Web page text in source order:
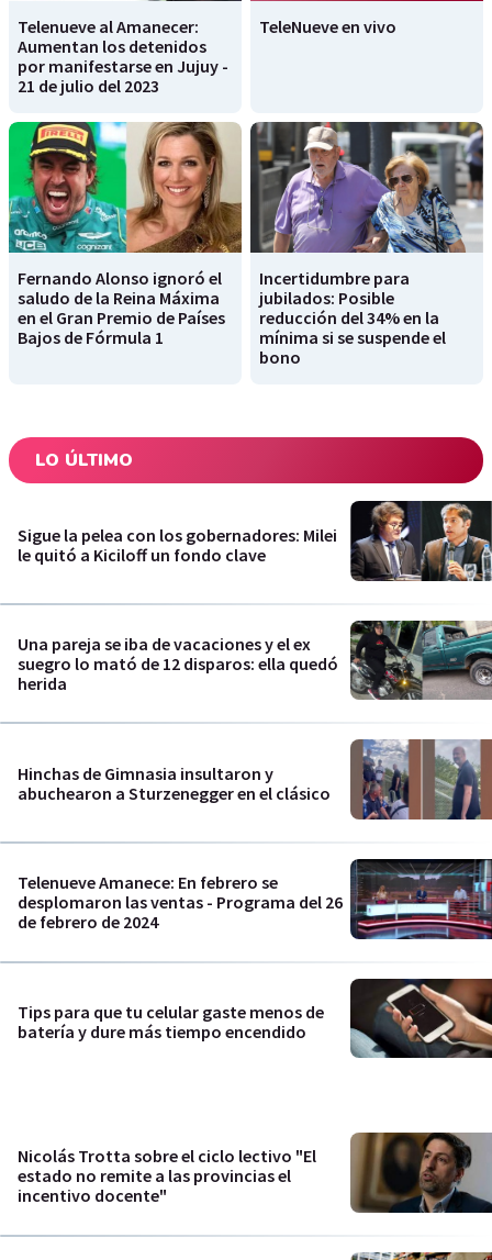
Telenueve al Amanecer:
Aumentan los detenidos
por manifestarse en Jujuy -
21 de julio del 2023
TeleNueve en vivo
Fernando Alonso ignoró el
saludo de la Reina Máxima
en el Gran Premio de Países
Bajos de Fórmula 1
Incertidumbre para
jubilados: Posible
reducción del 34% en la
mínima si se suspende el
bono
LO ÚLTIMO
Sigue la pelea con los gobernadores: Milei
le quitó a Kiciloff un fondo clave
Una pareja se iba de vacaciones y el ex
suegro lo mató de 12 disparos: ella quedó
herida
Hinchas de Gimnasia insultaron y
abuchearon a Sturzenegger en el clásico
Telenueve Amanece: En febrero se
desplomaron las ventas - Programa del 26
de febrero de 2024
Tips para que tu celular gaste menos de
batería y dure más tiempo encendido
Nicolás Trotta sobre el ciclo lectivo "El
estado no remite a las provincias el
incentivo docente"